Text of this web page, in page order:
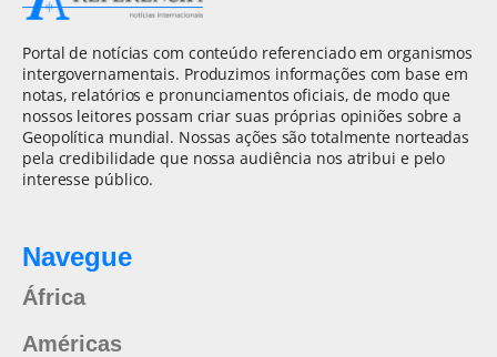
Portal de notícias com conteúdo referenciado em organismos
intergovernamentais. Produzimos informações com base em
notas, relatórios e pronunciamentos oficiais, de modo que
nossos leitores possam criar suas próprias opiniões sobre a
Geopolítica mundial. Nossas ações são totalmente norteadas
pela credibilidade que nossa audiência nos atribui e pelo
interesse público.
Navegue
África
Américas